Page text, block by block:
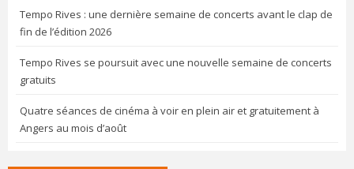
Tempo Rives : une dernière semaine de concerts avant le clap de
fin de l’édition 2026
Tempo Rives se poursuit avec une nouvelle semaine de concerts
gratuits
Quatre séances de cinéma à voir en plein air et gratuitement à
Angers au mois d’août